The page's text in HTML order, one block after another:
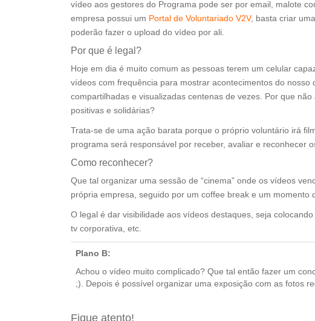
vídeo aos gestores do Programa pode ser por email, malote
empresa possui um Portal de Voluntariado V2V, basta criar
poderão fazer o upload do vídeo por ali.
Por que é legal?
Hoje em dia é muito comum as pessoas terem um celular
vídeos com frequência para mostrar acontecimentos do
compartilhadas e visualizadas centenas de vezes. Por que
positivas e solidárias?
Trata-se de uma ação barata porque o próprio voluntário irá
programa será responsável por receber, avaliar e reconhecer
Como reconhecer?
Que tal organizar uma sessão de “cinema” onde os vídeos
própria empresa, seguido por um coffee break e um momento
O legal é dar visibilidade aos vídeos destaques, seja
tv corporativa, etc.
Plano B:
Achou o vídeo muito complicado? Que tal então fazer um
;). Depois é possível organizar uma exposição com as fotos
Fique atento!